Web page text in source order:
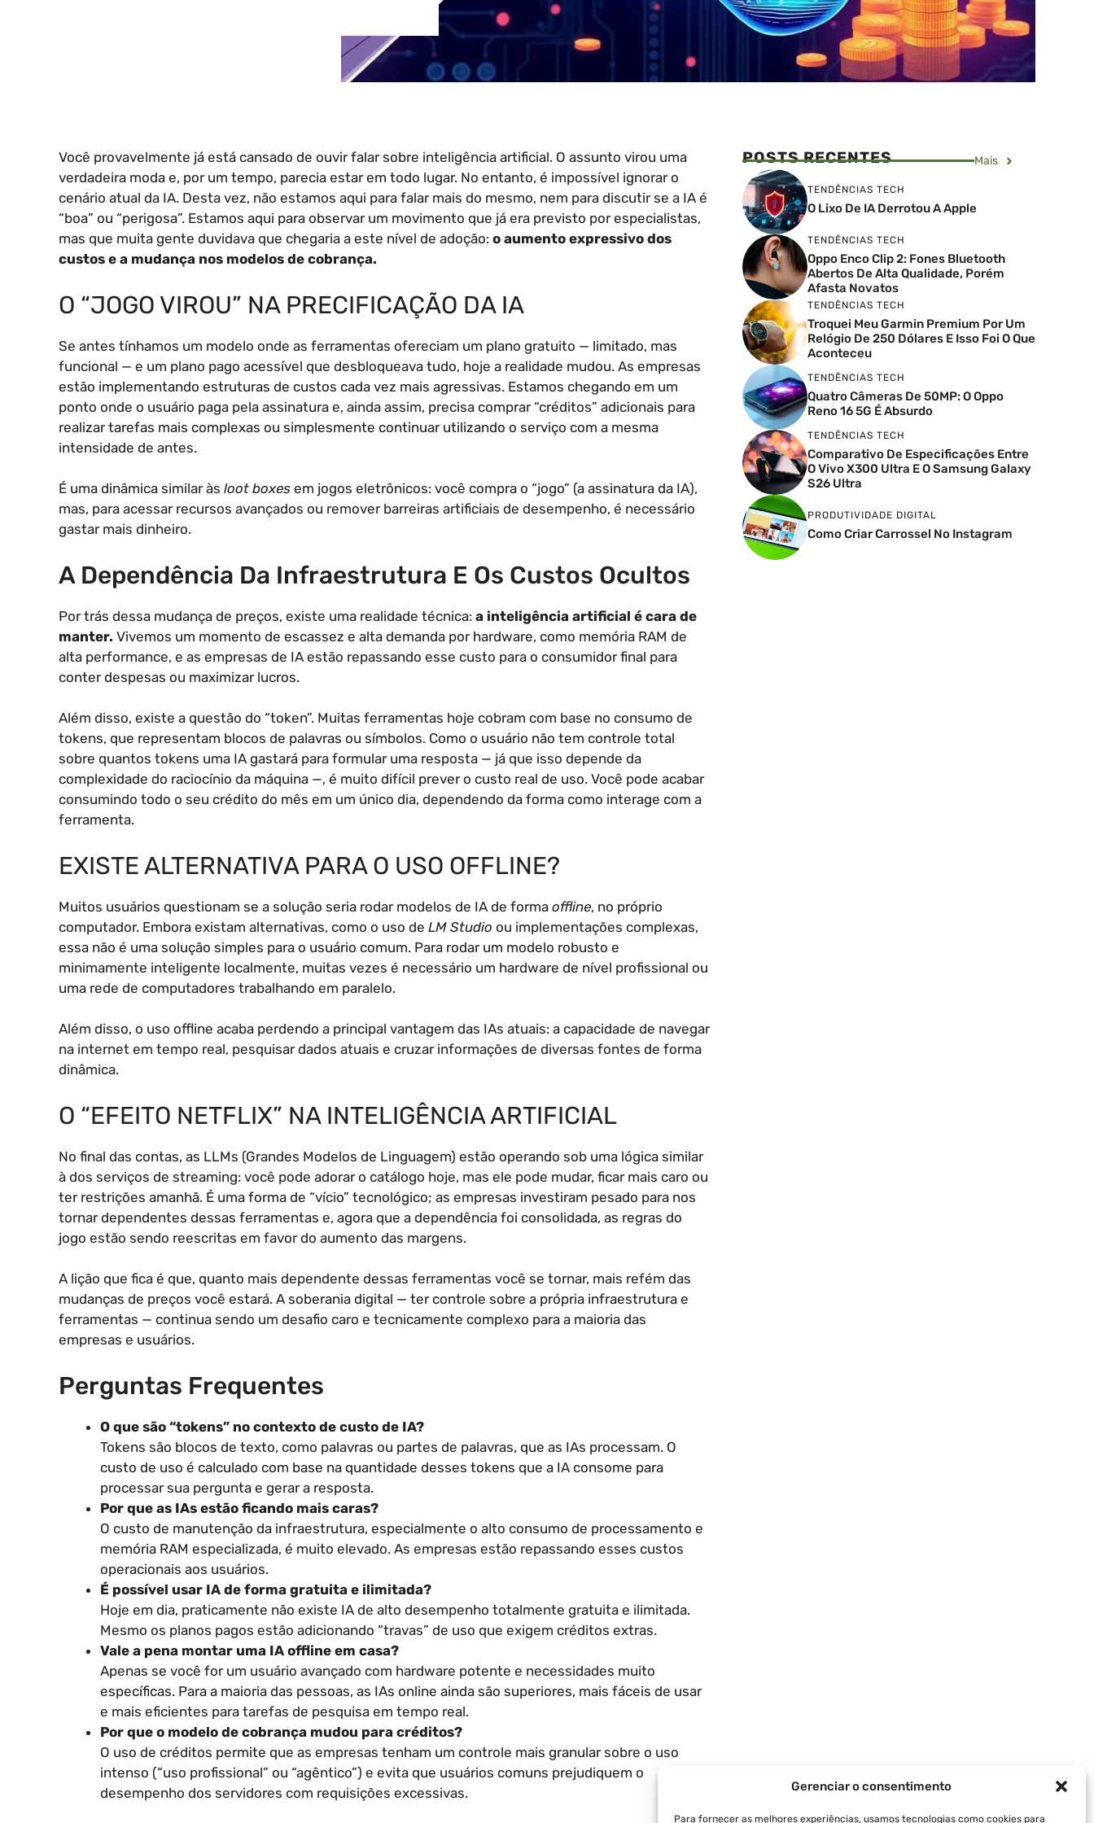
Gerenciar o consentimento
Para fornecer as melhores experiências, usamos tecnologias como cookies para
Você provavelmente já está cansado de ouvir falar sobre inteligência artificial. O assunto virou uma
verdadeira moda e, por um tempo, parecia estar em todo lugar. No entanto, é impossível ignorar o
cenário atual da IA. Desta vez, não estamos aqui para falar mais do mesmo, nem para discutir se a IA é
“boa” ou “perigosa”. Estamos aqui para observar um movimento que já era previsto por especialistas,
mas que muita gente duvidava que chegaria a este nível de adoção: o aumento expressivo dos
custos e a mudança nos modelos de cobrança.
O “JOGO VIROU” NA PRECIFICAÇÃO DA IA
Se antes tínhamos um modelo onde as ferramentas ofereciam um plano gratuito — limitado, mas
funcional — e um plano pago acessível que desbloqueava tudo, hoje a realidade mudou. As empresas
estão implementando estruturas de custos cada vez mais agressivas. Estamos chegando em um
ponto onde o usuário paga pela assinatura e, ainda assim, precisa comprar “créditos” adicionais para
realizar tarefas mais complexas ou simplesmente continuar utilizando o serviço com a mesma
intensidade de antes.
É uma dinâmica similar às loot boxes em jogos eletrônicos: você compra o “jogo” (a assinatura da IA),
mas, para acessar recursos avançados ou remover barreiras artificiais de desempenho, é necessário
gastar mais dinheiro.
A Dependência Da Infraestrutura E Os Custos Ocultos
Por trás dessa mudança de preços, existe uma realidade técnica: a inteligência artificial é cara de
manter. Vivemos um momento de escassez e alta demanda por hardware, como memória RAM de
alta performance, e as empresas de IA estão repassando esse custo para o consumidor final para
conter despesas ou maximizar lucros.
Além disso, existe a questão do “token”. Muitas ferramentas hoje cobram com base no consumo de
tokens, que representam blocos de palavras ou símbolos. Como o usuário não tem controle total
sobre quantos tokens uma IA gastará para formular uma resposta — já que isso depende da
complexidade do raciocínio da máquina —, é muito difícil prever o custo real de uso. Você pode acabar
consumindo todo o seu crédito do mês em um único dia, dependendo da forma como interage com a
ferramenta.
EXISTE ALTERNATIVA PARA O USO OFFLINE?
Muitos usuários questionam se a solução seria rodar modelos de IA de forma offline, no próprio
computador. Embora existam alternativas, como o uso de LM Studio ou implementações complexas,
essa não é uma solução simples para o usuário comum. Para rodar um modelo robusto e
minimamente inteligente localmente, muitas vezes é necessário um hardware de nível profissional ou
uma rede de computadores trabalhando em paralelo.
Além disso, o uso offline acaba perdendo a principal vantagem das IAs atuais: a capacidade de navegar
na internet em tempo real, pesquisar dados atuais e cruzar informações de diversas fontes de forma
dinâmica.
O “EFEITO NETFLIX” NA INTELIGÊNCIA ARTIFICIAL
No final das contas, as LLMs (Grandes Modelos de Linguagem) estão operando sob uma lógica similar
à dos serviços de streaming: você pode adorar o catálogo hoje, mas ele pode mudar, ficar mais caro ou
ter restrições amanhã. É uma forma de “vício” tecnológico; as empresas investiram pesado para nos
tornar dependentes dessas ferramentas e, agora que a dependência foi consolidada, as regras do
jogo estão sendo reescritas em favor do aumento das margens.
A lição que fica é que, quanto mais dependente dessas ferramentas você se tornar, mais refém das
mudanças de preços você estará. A soberania digital — ter controle sobre a própria infraestrutura e
ferramentas — continua sendo um desafio caro e tecnicamente complexo para a maioria das
empresas e usuários.
Perguntas Frequentes
O que são “tokens” no contexto de custo de IA?
Tokens são blocos de texto, como palavras ou partes de palavras, que as IAs processam. O
custo de uso é calculado com base na quantidade desses tokens que a IA consome para
processar sua pergunta e gerar a resposta.
Por que as IAs estão ficando mais caras?
O custo de manutenção da infraestrutura, especialmente o alto consumo de processamento e
memória RAM especializada, é muito elevado. As empresas estão repassando esses custos
operacionais aos usuários.
É possível usar IA de forma gratuita e ilimitada?
Hoje em dia, praticamente não existe IA de alto desempenho totalmente gratuita e ilimitada.
Mesmo os planos pagos estão adicionando “travas” de uso que exigem créditos extras.
Vale a pena montar uma IA offline em casa?
Apenas se você for um usuário avançado com hardware potente e necessidades muito
específicas. Para a maioria das pessoas, as IAs online ainda são superiores, mais fáceis de usar
e mais eficientes para tarefas de pesquisa em tempo real.
Por que o modelo de cobrança mudou para créditos?
O uso de créditos permite que as empresas tenham um controle mais granular sobre o uso
intenso (“uso profissional” ou “agêntico”) e evita que usuários comuns prejudiquem o
desempenho dos servidores com requisições excessivas.
POSTS RECENTES Mais
TENDÊNCIAS TECH
O Lixo De IA Derrotou A Apple
TENDÊNCIAS TECH
Oppo Enco Clip 2: Fones Bluetooth
Abertos De Alta Qualidade, Porém
Afasta Novatos
TENDÊNCIAS TECH
Troquei Meu Garmin Premium Por Um
Relógio De 250 Dólares E Isso Foi O Que
Aconteceu
TENDÊNCIAS TECH
Quatro Câmeras De 50MP: O Oppo
Reno 16 5G É Absurdo
TENDÊNCIAS TECH
Comparativo De Especificações Entre
O Vivo X300 Ultra E O Samsung Galaxy
S26 Ultra
PRODUTIVIDADE DIGITAL
Como Criar Carrossel No Instagram